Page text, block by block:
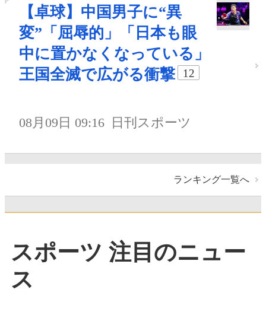
【卓球】中国男子に“異
変”「屈辱的」「日本も眼
中に置かなくなっている」
王国全滅で広がる衝撃
12
08月09日 09:16 日刊スポーツ
ランキング一覧へ
スポーツ 注目のニュー
ス